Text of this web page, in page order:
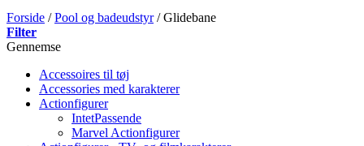
Forside / Pool og badeudstyr /Glidebane
Filter
Gennemse
Accessoires til tøj
Accessories med karakterer
Actionfigurer
IntetPassende
Marvel Actionfigurer